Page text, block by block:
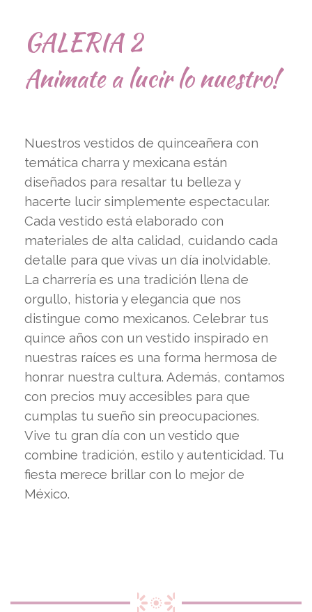
GALERIA 2
Animate a lucir lo nuestro!
Nuestros vestidos de quinceañera con
temática charra y mexicana están
diseñados para resaltar tu belleza y
hacerte lucir simplemente espectacular.
Cada vestido está elaborado con
materiales de alta calidad, cuidando cada
detalle para que vivas un día inolvidable.
La charrería es una tradición llena de
orgullo, historia y elegancia que nos
distingue como mexicanos. Celebrar tus
quince años con un vestido inspirado en
nuestras raíces es una forma hermosa de
honrar nuestra cultura. Además, contamos
con precios muy accesibles para que
cumplas tu sueño sin preocupaciones.
Vive tu gran día con un vestido que
combine tradición, estilo y autenticidad. Tu
fiesta merece brillar con lo mejor de
México.